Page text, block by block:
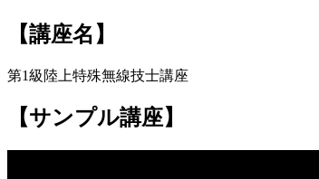
【講座名】
第1級陸上特殊無線技士講座
【サンプル講座】